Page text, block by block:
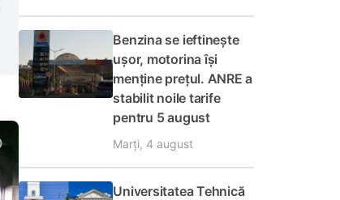
Benzina se ieftinește
ușor, motorina își
menține prețul. ANRE a
stabilit noile tarife
pentru 5 august
Marți, 4 august
Universitatea Tehnică